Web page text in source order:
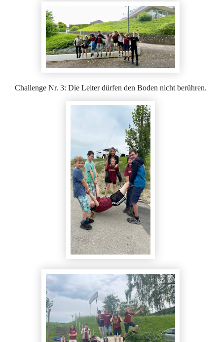
Challenge Nr. 3: Die Leiter dürfen den Boden nicht berühren.